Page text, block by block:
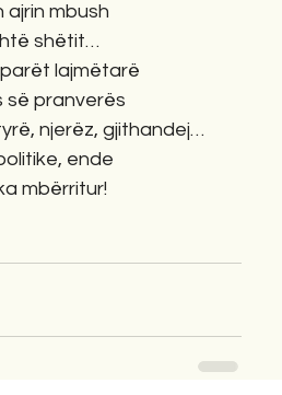
ajrin mbush
shëtit…
lajmëtarë
së pranverës
njerëz, gjithandej…
ende
mbërritur!